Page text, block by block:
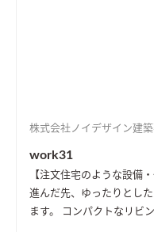
株式会社ノイデザイン建
work31
【注文住宅のような設備
進んだ先、ゆったりとし
ます。 コンパクトなリビングも開放的な吹抜により明るさも充